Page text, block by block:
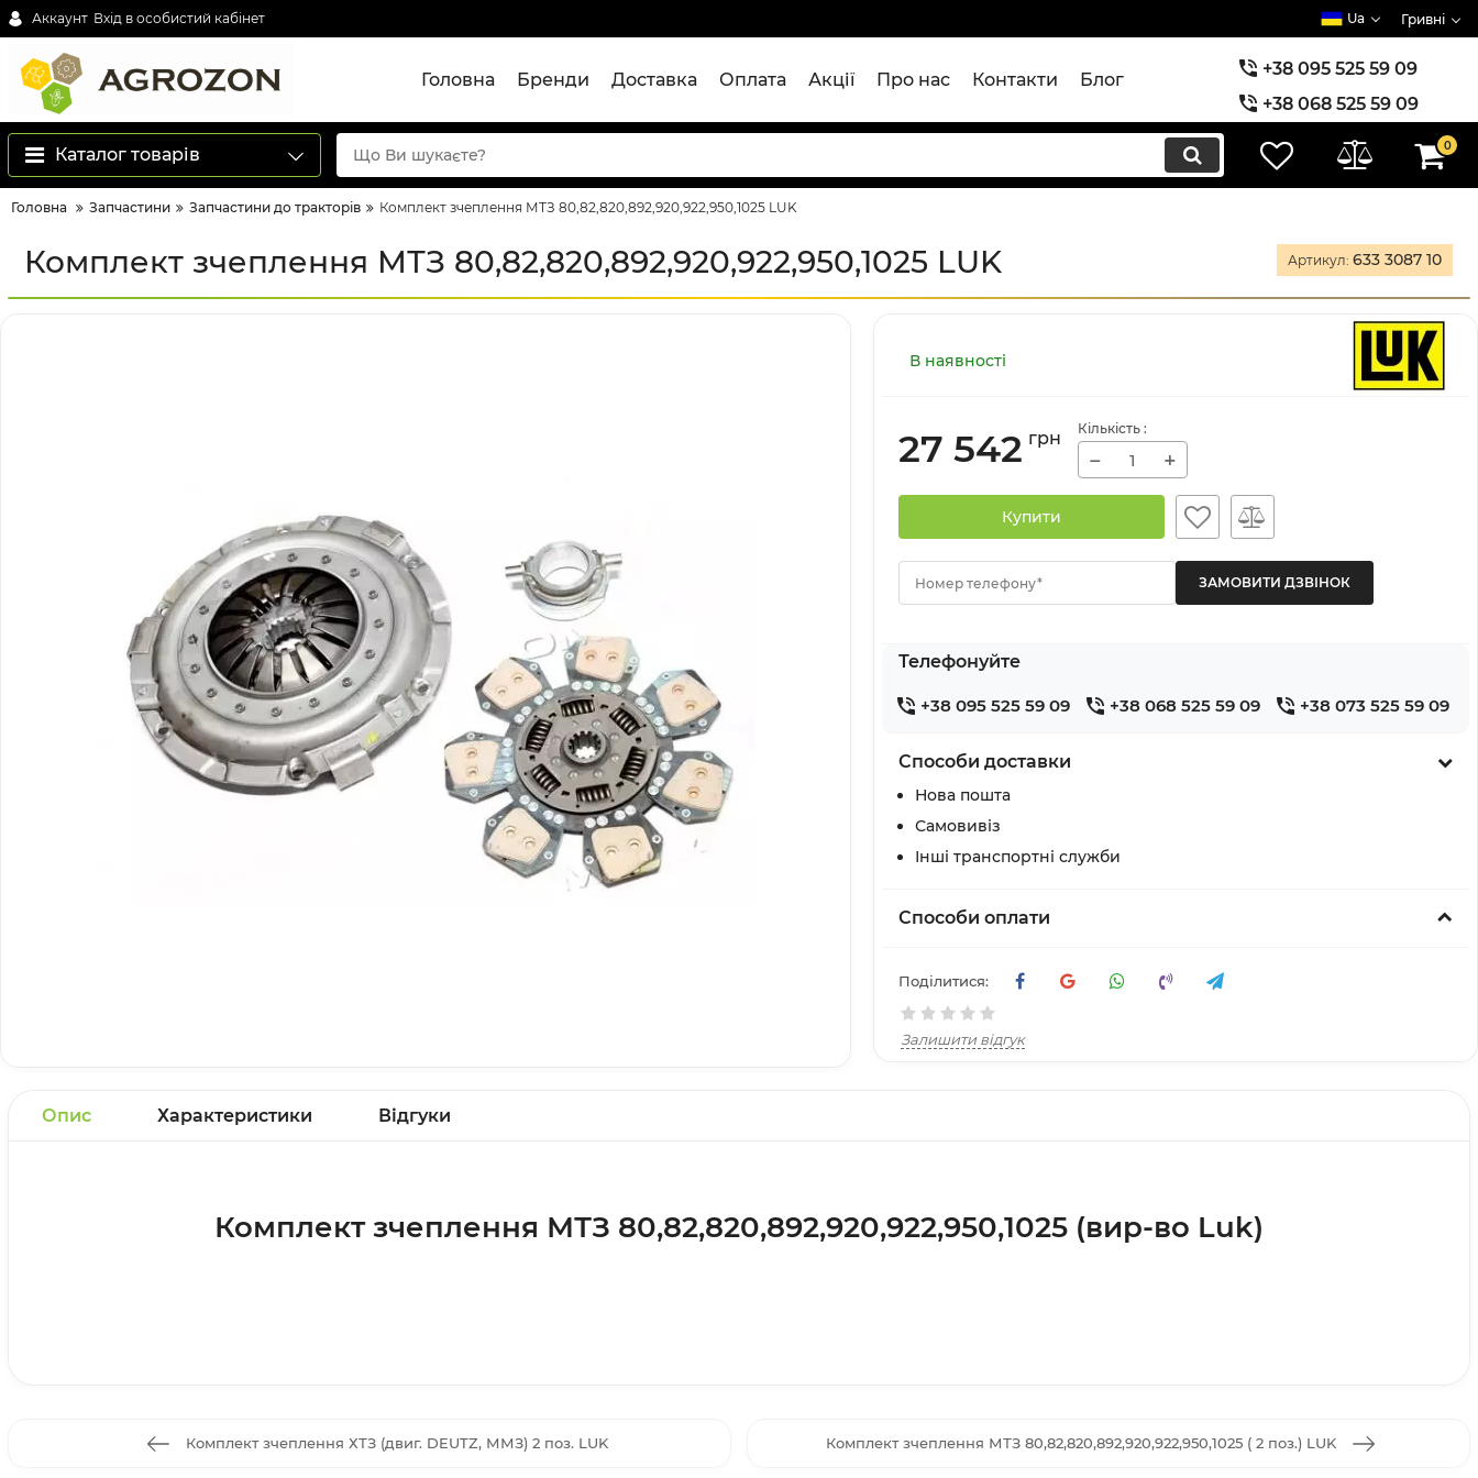
Аккаунт Вхід в особистий кабінет Ua Гривні
Головна Бренди Доставка Оплата Акції Про нас Контакти Блог
+38 095 525 59 09
+38 068 525 59 09
+38 073 525 59 09
Каталог товарів 0
Головна Запчастини Запчастини до тракторів Комплект зчеплення МТЗ 80,82,820,892,920,922,950,1025 LUK
Комплект зчеплення МТЗ 80,82,820,892,920,922,950,1025 LUK Артикул: 633 3087 10
В наявності
27 542 грн Кількість :
− +
Купити
Номер телефону*
Телефонуйте
+38 095 525 59 09 +38 068 525 59 09 +38 073 525 59 09
Способи доставки
Нова пошта
Самовивіз
Інші транспортні служби
Способи оплати
Поділитися:
Залишити відгук
Опис Характеристики Відгуки
Комплект зчеплення МТЗ 80,82,820,892,920,922,950,1025 (вир-во Luk)
Комплект зчеплення ХТЗ (двиг. DEUTZ, ММЗ) 2 поз. LUK Комплект зчеплення МТЗ 80,82,820,892,920,922,950,1025 ( 2 поз.) LUK